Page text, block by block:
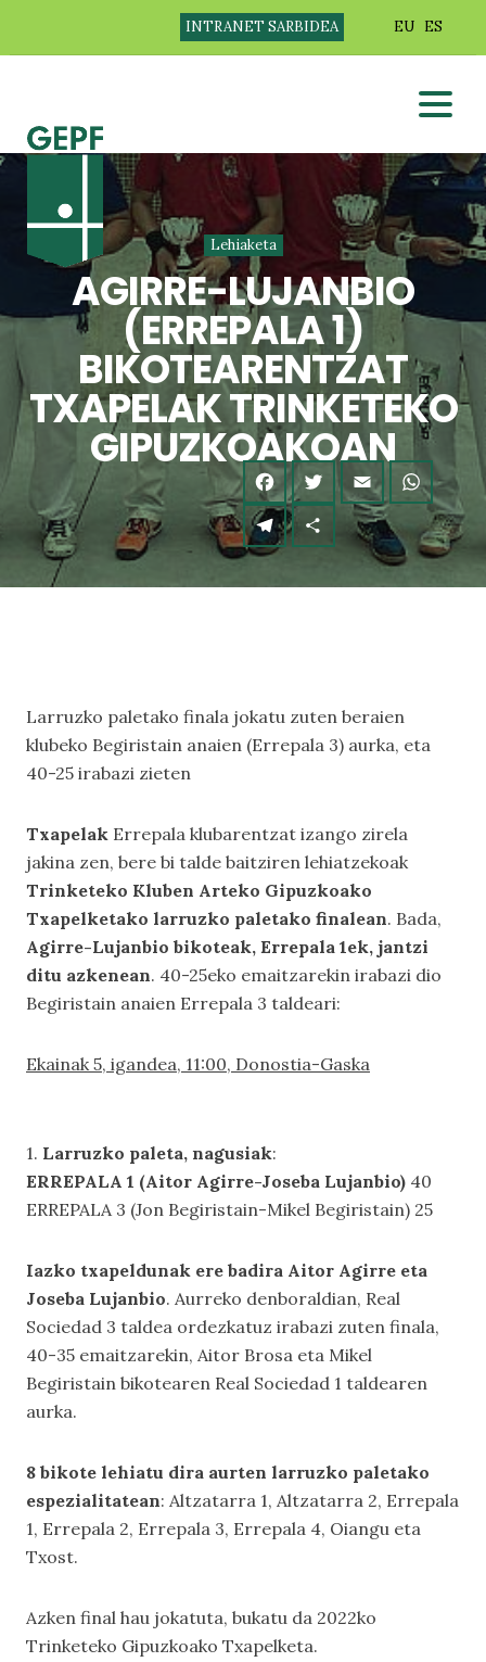
INTRANET SARBIDEA EU ES
Lehiaketa
AGIRRE-LUJANBIO
(ERREPALA 1)
BIKOTEARENTZAT
TXAPELAK TRINKETEKO
GIPUZKOAKOAN
Larruzko paletako finala jokatu zuten beraien
klubeko Begiristain anaien (Errepala 3) aurka, eta
40-25 irabazi zieten
Txapelak Errepala klubarentzat izango zirela
jakina zen, bere bi talde baitziren lehiatzekoak
Trinketeko Kluben Arteko Gipuzkoako
Txapelketako larruzko paletako finalean. Bada,
Agirre-Lujanbio bikoteak, Errepala 1ek, jantzi
ditu azkenean. 40-25eko emaitzarekin irabazi dio
Begiristain anaien Errepala 3 taldeari:
Ekainak 5, igandea, 11:00, Donostia-Gaska
1. Larruzko paleta, nagusiak:
ERREPALA 1 (Aitor Agirre-Joseba Lujanbio) 40
ERREPALA 3 (Jon Begiristain-Mikel Begiristain) 25
Iazko txapeldunak ere badira Aitor Agirre eta
Joseba Lujanbio. Aurreko denboraldian, Real
Sociedad 3 taldea ordezkatuz irabazi zuten finala,
40-35 emaitzarekin, Aitor Brosa eta Mikel
Begiristain bikotearen Real Sociedad 1 taldearen
aurka.
8 bikote lehiatu dira aurten larruzko paletako
espezialitatean: Altzatarra 1, Altzatarra 2, Errepala
1, Errepala 2, Errepala 3, Errepala 4, Oiangu eta
Txost.
Azken final hau jokatuta, bukatu da 2022ko
Trinketeko Gipuzkoako Txapelketa.